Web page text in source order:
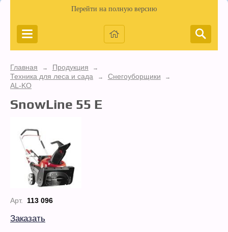
Перейти на полную версию
Главная → Продукция →
Техника для леса и сада → Снегоуборщики →
AL-KO
SnowLine 55 E
Арт. 113 096
Заказать